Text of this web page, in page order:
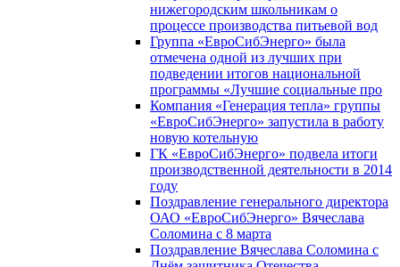
нижегородским школьникам о
процессе производства питьевой вод
Группа «ЕвроСибЭнерго» была
отмечена одной из лучших при
подведении итогов национальной
программы «Лучшие социальные про
Компания «Генерация тепла» группы
«ЕвроСибЭнерго» запустила в работу
новую котельную
ГК «ЕвроСибЭнерго» подвела итоги
производственной деятельности в 2014
году
Поздравление генерального директора
ОАО «ЕвроСибЭнерго» Вячеслава
Соломина с 8 марта
Поздравление Вячеслава Соломина с